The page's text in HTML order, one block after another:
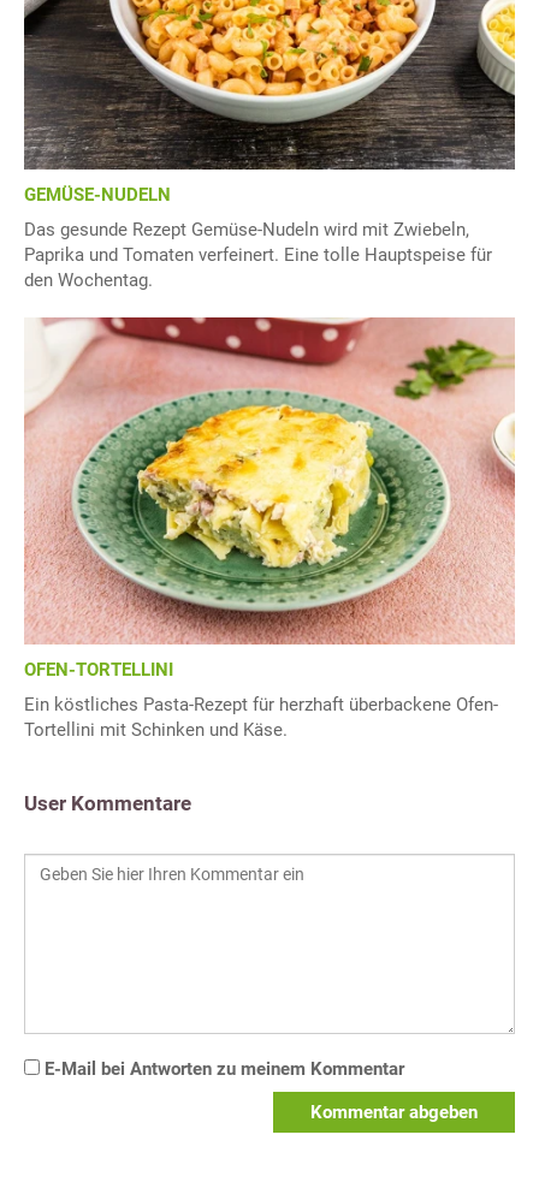
GEMÜSE-NUDELN
Das gesunde Rezept Gemüse-Nudeln wird mit Zwiebeln,
Paprika und Tomaten verfeinert. Eine tolle Hauptspeise für
den Wochentag.
OFEN-TORTELLINI
Ein köstliches Pasta-Rezept für herzhaft überbackene Ofen-
Tortellini mit Schinken und Käse.
User Kommentare
E-Mail bei Antworten zu meinem Kommentar
Kommentar abgeben